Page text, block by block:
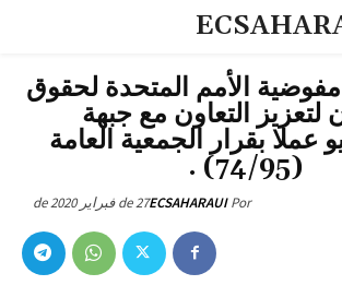
الأمم المتحدة لحقوق
لتعزيز التعاون مع جبهة
عملا بقرار الجمعية العامة
(74/95) .
Por
ECSAHARAUI27 de فبراير de 2020